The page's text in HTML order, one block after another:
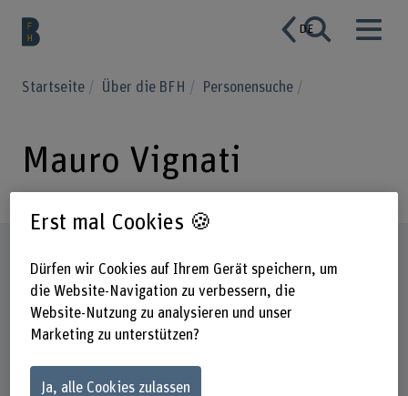
DE
Startseite Über die BFH Personensuche
Mauro Vignati
Erst mal Cookies 🍪
Dürfen wir Cookies auf Ihrem Gerät speichern, um
die Website-Navigation zu verbessern, die
Website-Nutzung zu analysieren und unser
Marketing zu unterstützen?
Ja, alle Cookies zulassen